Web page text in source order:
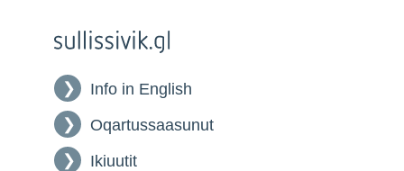
Info in English
Oqartussaasunut
Ikiuutit